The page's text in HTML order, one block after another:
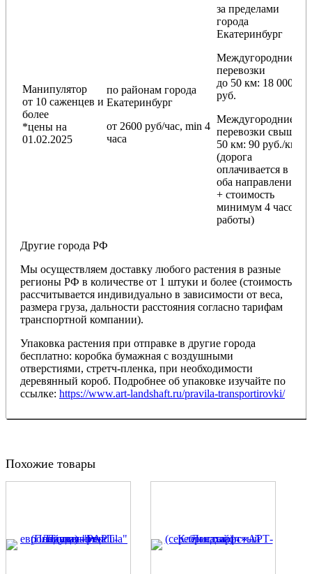
Манипулятор
от 10 саженцев и
более
*цены на
01.02.2025
по районам города
Екатеринбург
от 2600 руб/час, min 4
часа
за пределами
города
Екатеринбург
Междугородние
перевозки
до 50 км: 18 000
руб.
Междугородние
перевозки свыше
50 км: 90 руб./км
(дорога
оплачивается в
оба направления
+ стоимость
минимум 4 часов
работы)
Другие города РФ
Мы осуществляем доставку любого растения в разные
регионы РФ в количестве от 1 штуки и более (стоимость
рассчитывается индивидуально в зависимости от веса,
размера груза, дальности расстояния согласно тарифам
транспортной компании).
Упаковка растения при отправке в другие города
бесплатно: коробка бумажная с воздушными
отверстиями, стретч-пленка, при необходимости
деревянный короб. Подробнее об упаковке изучайте по
ссылке: https://www.art-landshaft.ru/pravila-transportirovki/
Похожие товары